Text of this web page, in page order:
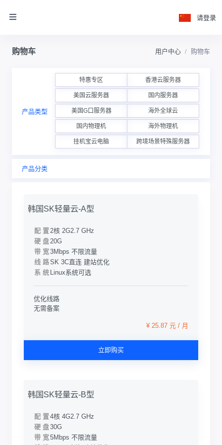
请登录
购物车 用户中心 购物车
产品类型
特惠专区 香港云服务器
美国云服务器 国内服务器
美国G口服务器 海外全球云
国内物理机 海外物理机
挂机宝云电脑 跨境场景特殊服务器
产品分类
韩国SK轻量云-A型
配 置2核 2G2.7 GHz
硬 盘20G
带 宽3Mbps 不限流量
线 路SK 3C直连 建站优化
系 统 Linux系统可选
优化线路
无需备案
¥ 25.87 元 / 月
立即购买
韩国SK轻量云-B型
配 置4核 4G2.7 GHz
硬 盘30G
带 宽5Mbps 不限流量